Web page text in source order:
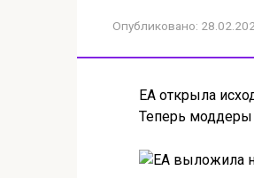
Опубликовано:
EA открыла
Теперь моддеры